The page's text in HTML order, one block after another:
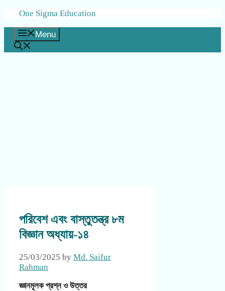
Skip
content
One Sigma Education
Menu
পরিবেশ এবং বাস্তুতন্ত্র ৮ম
বিজ্ঞান অধ্যায়-১৪
25/03/2025 by Md. Saifur
Rahman
জ্ঞানমূলক প্রশ্ন ও উত্তর